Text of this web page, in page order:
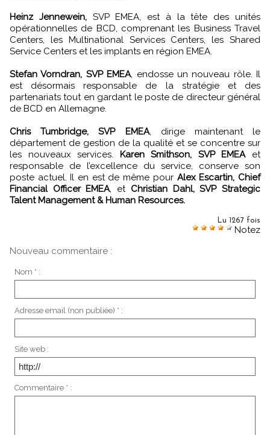
Heinz Jennewein,SVP EMEA, est à la tête des unités
opérationnelles de BCD, comprenant les Business Travel
Centers, les Multinational Services Centers, les Shared
Service Centers et les implants en région EMEA.
Stefan Vorndran, SVP EMEA, endosse un nouveau rôle. Il
est désormais responsable de la stratégie et des
partenariats tout en gardant le poste de directeur général
de BCD en Allemagne.
Chris Tumbridge, SVP EMEA, dirige maintenant le
département de gestion de la qualité et se concentre sur
les nouveaux services. Karen Smithson, SVP EMEAet
responsable de l’excellence du service, conserve son
poste actuel. Il en est de même pour Alex Escartin, Chief
Financial Officer EMEA, et Christian Dahl, SVP Strategic
Talent Management & Human Resources.
Lu 1267 fois
Notez
Nouveau commentaire :
Nom * :
Adresse email (non publiée) * :
Site web :
Commentaire * :